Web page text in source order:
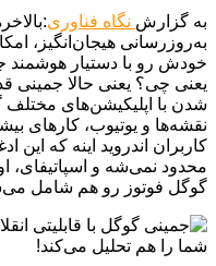
به گزارش نگاه فناوری
یعنی چی؟ یعنی حالا جمینی
شدن با اپلیکیشن‌های مختلف
نقشه‌ها و یوتیوب، کارهای
کاربران اندروید اینه که
محدود نمی‌شه و اسپاتیفای،
گوگل فوتوز رو هم شامل